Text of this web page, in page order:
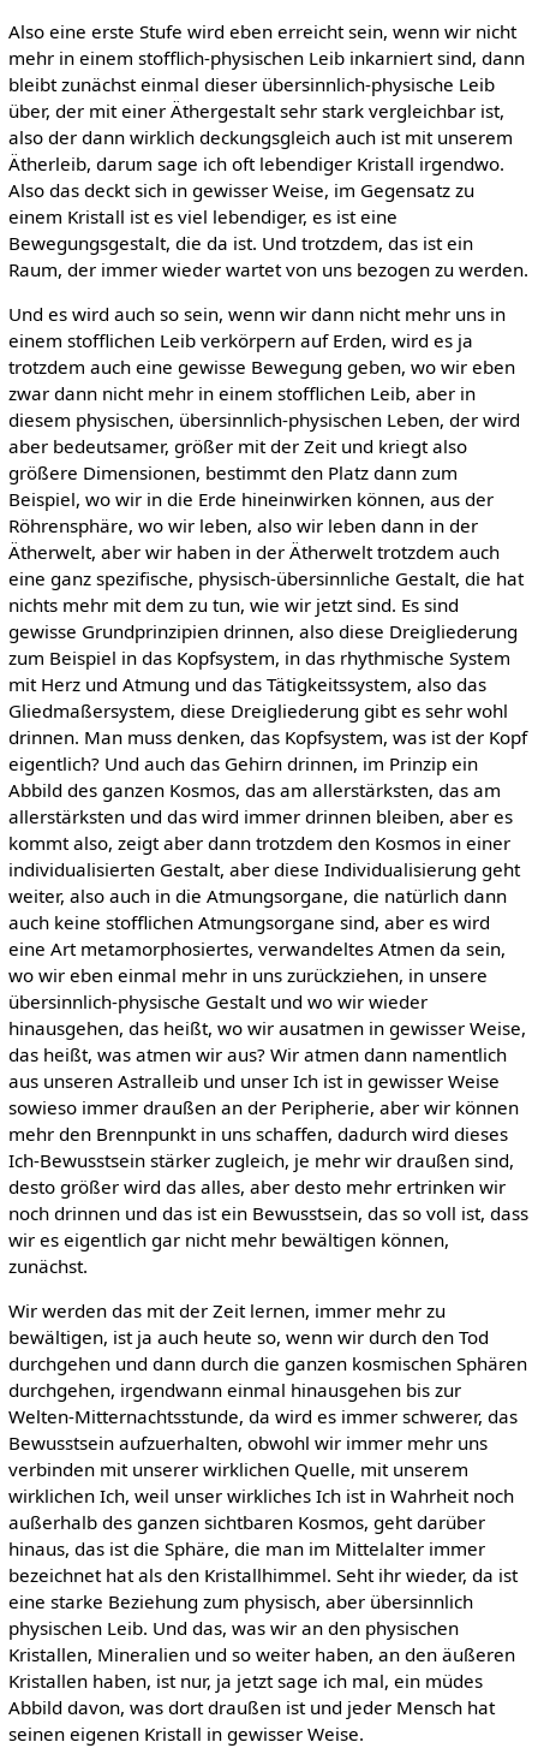
Also eine erste Stufe wird eben erreicht sein, wenn wir nicht
mehr in einem stofflich-physischen Leib inkarniert sind, dann
bleibt zunächst einmal dieser übersinnlich-physische Leib
über, der mit einer Äthergestalt sehr stark vergleichbar ist,
also der dann wirklich deckungsgleich auch ist mit unserem
Ätherleib, darum sage ich oft lebendiger Kristall irgendwo.
Also das deckt sich in gewisser Weise, im Gegensatz zu
einem Kristall ist es viel lebendiger, es ist eine
Bewegungsgestalt, die da ist. Und trotzdem, das ist ein
Raum, der immer wieder wartet von uns bezogen zu werden.
Und es wird auch so sein, wenn wir dann nicht mehr uns in
einem stofflichen Leib verkörpern auf Erden, wird es ja
trotzdem auch eine gewisse Bewegung geben, wo wir eben
zwar dann nicht mehr in einem stofflichen Leib, aber in
diesem physischen, übersinnlich-physischen Leben, der wird
aber bedeutsamer, größer mit der Zeit und kriegt also
größere Dimensionen, bestimmt den Platz dann zum
Beispiel, wo wir in die Erde hineinwirken können, aus der
Röhrensphäre, wo wir leben, also wir leben dann in der
Ätherwelt, aber wir haben in der Ätherwelt trotzdem auch
eine ganz spezifische, physisch-übersinnliche Gestalt, die hat
nichts mehr mit dem zu tun, wie wir jetzt sind. Es sind
gewisse Grundprinzipien drinnen, also diese Dreigliederung
zum Beispiel in das Kopfsystem, in das rhythmische System
mit Herz und Atmung und das Tätigkeitssystem, also das
Gliedmaßersystem, diese Dreigliederung gibt es sehr wohl
drinnen. Man muss denken, das Kopfsystem, was ist der Kopf
eigentlich? Und auch das Gehirn drinnen, im Prinzip ein
Abbild des ganzen Kosmos, das am allerstärksten, das am
allerstärksten und das wird immer drinnen bleiben, aber es
kommt also, zeigt aber dann trotzdem den Kosmos in einer
individualisierten Gestalt, aber diese Individualisierung geht
weiter, also auch in die Atmungsorgane, die natürlich dann
auch keine stofflichen Atmungsorgane sind, aber es wird
eine Art metamorphosiertes, verwandeltes Atmen da sein,
wo wir eben einmal mehr in uns zurückziehen, in unsere
übersinnlich-physische Gestalt und wo wir wieder
hinausgehen, das heißt, wo wir ausatmen in gewisser Weise,
das heißt, was atmen wir aus? Wir atmen dann namentlich
aus unseren Astralleib und unser Ich ist in gewisser Weise
sowieso immer draußen an der Peripherie, aber wir können
mehr den Brennpunkt in uns schaffen, dadurch wird dieses
Ich-Bewusstsein stärker zugleich, je mehr wir draußen sind,
desto größer wird das alles, aber desto mehr ertrinken wir
noch drinnen und das ist ein Bewusstsein, das so voll ist, dass
wir es eigentlich gar nicht mehr bewältigen können,
zunächst.
Wir werden das mit der Zeit lernen, immer mehr zu
bewältigen, ist ja auch heute so, wenn wir durch den Tod
durchgehen und dann durch die ganzen kosmischen Sphären
durchgehen, irgendwann einmal hinausgehen bis zur
Welten-Mitternachtsstunde, da wird es immer schwerer, das
Bewusstsein aufzuerhalten, obwohl wir immer mehr uns
verbinden mit unserer wirklichen Quelle, mit unserem
wirklichen Ich, weil unser wirkliches Ich ist in Wahrheit noch
außerhalb des ganzen sichtbaren Kosmos, geht darüber
hinaus, das ist die Sphäre, die man im Mittelalter immer
bezeichnet hat als den Kristallhimmel. Seht ihr wieder, da ist
eine starke Beziehung zum physisch, aber übersinnlich
physischen Leib. Und das, was wir an den physischen
Kristallen, Mineralien und so weiter haben, an den äußeren
Kristallen haben, ist nur, ja jetzt sage ich mal, ein müdes
Abbild davon, was dort draußen ist und jeder Mensch hat
seinen eigenen Kristall in gewisser Weise.